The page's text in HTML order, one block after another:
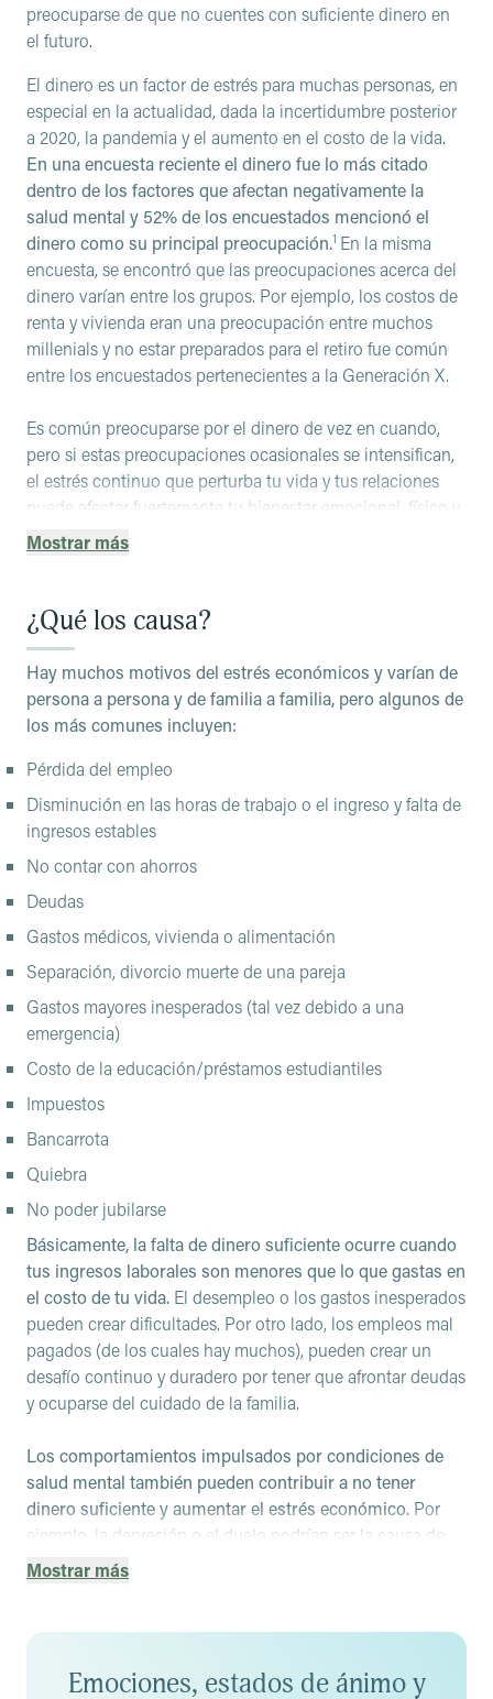
preocuparse de que no cuentes con suficiente dinero en
el futuro.
El dinero es un factor de estrés para muchas personas, en
especial en la actualidad, dada la incertidumbre posterior
a 2020, la pandemia y el aumento en el costo de la vida.
En una encuesta reciente el dinero fue lo más citado
dentro de los factores que afectan negativamente la
salud mental y 52% de los encuestados mencionó el
dinero como su principal preocupación.1 En la misma
encuesta, se encontró que las preocupaciones acerca del
dinero varían entre los grupos. Por ejemplo, los costos de
renta y vivienda eran una preocupación entre muchos
millenials y no estar preparados para el retiro fue común
entre los encuestados pertenecientes a la Generación X.
Es común preocuparse por el dinero de vez en cuando,
pero si estas preocupaciones ocasionales se intensifican,
el estrés continuo que perturba tu vida y tus relaciones
puede afectar fuertemente tu bienestar emocional, físico y
social. Los problemas de dinero pueden empeorar tu
sueño, autoestima y energía, y generar sentimientos que
puede llevar a aislarte o podrían surgir conflictos con tus
relaciones o
común de estrés en estos ámbitos.
Otras señales de que el problema es mayor incluyen:
Inseguridad sobre el futuro
No poder disfrutar el momento presente
Para hacer frente a la situación, puede que recurras a
apuestas, y es muy probable que esto sólo agrave el
problema de dinero actual. Pero, sin importar lo frustrante
o desesperada que se pueda sentir tu situación, hay
maneras de lidiar con el estrés relacionado a los
problemas de dinero y mejorar tu situación.
Mostrar más
¿Qué los causa?
Hay muchos motivos del estrés económicos y varían de
persona a persona y de familia a familia, pero algunos de
los más comunes incluyen:
Pérdida del empleo
Disminución en las horas de trabajo o el ingreso y falta de
ingresos estables
No contar con ahorros
Deudas
Gastos médicos, vivienda o alimentación
Separación, divorcio muerte de una pareja
Gastos mayores inesperados (tal vez debido a una
emergencia)
Costo de la educación/préstamos estudiantiles
Impuestos
Bancarrota
Quiebra
No poder jubilarse
Básicamente, la falta de dinero suficiente ocurre cuando
tus ingresos laborales son menores que lo que gastas en
el costo de tu vida. El desempleo o los gastos inesperados
pueden crear dificultades. Por otro lado, los empleos mal
pagados (de los cuales hay muchos), pueden crear un
desafío continuo y duradero por tener que afrontar deudas
y ocuparse del cuidado de la familia.
Los comportamientos impulsados por condiciones de
salud mental también pueden contribuir a no tener
dinero suficiente y aumentar el estrés económico. Por
ejemplo, la depresión o el duelo podrían ser la causa de
un largo periodo de desempleo o de las deudas sin pagar,
y alguien con una condición relacionada con el estado de
personalidad podría realizar gastos impulsivos o
Mostrar más
Emociones, estados de ánimo y